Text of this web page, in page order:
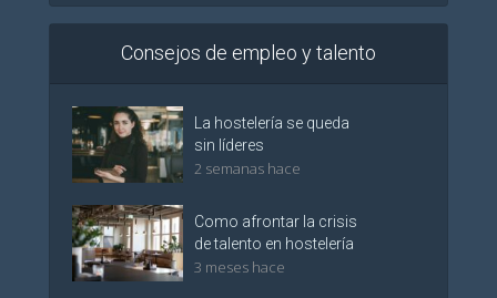
Consejos de empleo y talento
La hostelería se queda
sin líderes
2 semanas hace
Como afrontar la crisis
de talento en hostelería
3 meses hace